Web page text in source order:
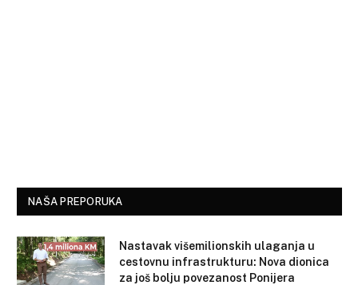
NAŠA PREPORUKA
Nastavak višemilionskih ulaganja u
cestovnu infrastrukturu: Nova dionica
za još bolju povezanost Ponijera